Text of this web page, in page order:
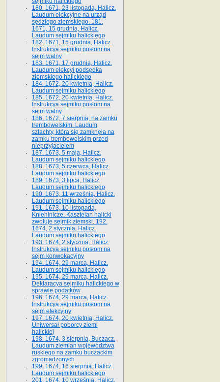
180. 1671, 23 listopada, Halicz.
Laudum elekcyjne na urząd
sędziego ziemskiego. 181.
1671, 15 grudnia, Halicz.
Laudum sejmiku halickiego
182. 1671, 15 grudnia, Halicz.
Instrukcya sejmiku posłom na
sejm walny
183. 1671, 17 grudnia, Halicz.
Laudum elekcyi podsędka
ziemskiego halickiego
184. 1672, 20 kwietnia, Halicz.
Laudum sejmiku halickiego
185. 1672, 20 kwietnia, Halicz.
Instrukcya sejmiku posłom na
sejm walny
186. 1672, 7 sierpnia, na zamku
trembowelskim. Laudum
szlachty, która się zamknęła na
zamku trembowelskim przed
nieprzyjacielem
187. 1673, 5 maja, Halicz.
Laudum sejmiku halickiego
188. 1673, 5 czerwca, Halicz.
Laudum sejmiku halickiego
189. 1673, 3 lipca, Halicz.
Laudum sejmiku halickiego
190. 1673, 11 września, Halicz.
Laudum sejmiku halickiego
191. 1673, 10 listopada,
Kniehinicze. Kasztelan halicki
zwołuje sejmik ziemski. 192.
1674, 2 stycznia, Halicz.
Laudum sejmiku halickiego
193. 1674, 2 stycznia, Halicz.
Instrukcya sejmiku posłom na
sejm konwokacyjny
194. 1674, 29 marca, Halicz.
Laudum sejmiku halickiego
195. 1674, 29 marca, Halicz.
Deklaracya sejmiku halickiego w
sprawie podatków
196. 1674, 29 marca, Halicz.
Instrukcya sejmiku posłom na
sejm elekcyjny
197. 1674, 20 kwietnia, Halicz.
Uniwersał poborcy ziemi
halickiej
198. 1674, 3 sierpnia, Buczacz.
Laudum ziemian województwa
ruskiego na zamku buczackim
zgromadzonych
199. 1674, 16 sierpnia, Halicz.
Laudum sejmiku halickiego
201. 1674, 10 września, Halicz.